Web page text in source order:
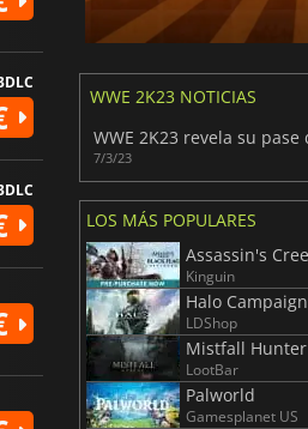
WWE 2K23 NOTICIAS
WWE 2K23 revela su
7/3/23
LOS MÁS POPULARES
Kinguin
Halo
LDShop
Mistfall Hunter
LootBar
Palworld
Gamesplanet US